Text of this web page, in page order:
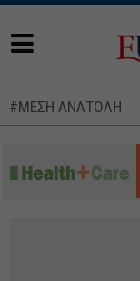
#ΜΕΣΗ ΑΝΑΤΟΛΗ